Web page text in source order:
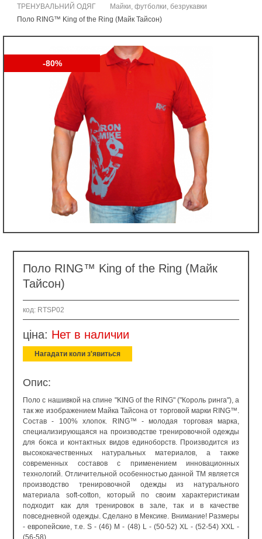
ТРЕНУВАЛЬНИЙ ОДЯГ
Майки, футболки, безрукавки
Поло RING™ King of the Ring (Майк Тайсон)
-80%
Поло RING™ King of the Ring (Майк
Тайсон)
код: RTSP02
ціна: Нет в наличии
Нагадати коли з'явиться
Опис:
Поло с нашивкой на спине "KING of the RING" ("Король ринга"), а
так же изображением Майка Тайсона от торговой марки RING™.
Состав - 100% хлопок. RING™ - молодая торговая марка,
специализирующаяся на производстве тренировочной одежды
для бокса и контактных видов единоборств. Производится из
высококачественных натуральных материалов, а также
современных составов с применением инновационных
технологий. Отличительной особенностью данной ТМ является
производство тренировочной одежды из натурального
материала soft-cotton, который по своим характеристикам
подходит как для тренировок в зале, так и в качестве
повседневной одежды. Сделано в Мексике. Внимание! Размеры
- европейские, т.е. S - (46) M - (48) L - (50-52) XL - (52-54) XXL -
(56-58)